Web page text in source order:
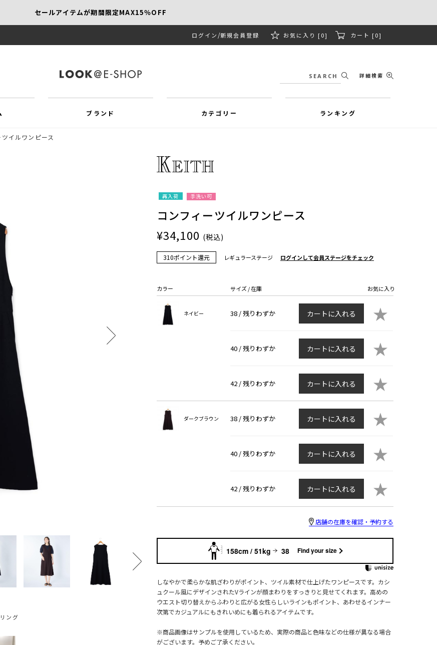
セールアイテムが期間限定MAX15％OFF
ログイン 新規会員登録 お気に入り [0] カート [0]
詳細検索
ブランド カテゴリー ランキング
イルワンピース
ング
再入荷 手洗い可
コンフィーツイルワンピース
¥34,100 (税込)
310ポイント還元 レギュラーステージ ログインして会員ステージをチェック
カラー サイズ / 在庫 お気に入り
ネイビー 38 /残りわずか カートに入れる ★
40 /残りわずか カートに入れる ★
42 /残りわずか カートに入れる ★
ダークブラウン 38 /残りわずか カートに入れる ★
40 /残りわずか カートに入れる ★
42 /残りわずか カートに入れる ★
店舗の在庫を確認・予約する
158cm / 51kg 38 Find your size
しなやかで柔らかな肌ざわりがポイント、ツイル素材で仕上げたワンピースです。カシ
ュクール風にデザインされたVラインが顔まわりをすっきりと見せてくれます。高めの
ウエスト切り替えからふわりと広がる女性らしいラインもポイント、あわせるインナー
次第でカジュアルにもきれいめにも着られるアイテムです。
※商品画像はサンプルを使用しているため、実際の商品と色味などの仕様が異なる場合
がございます。予めご了承ください。